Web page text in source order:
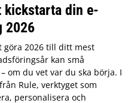
din e-
2026
göra 2026 till ditt mest
kan små
om du vet var du ska börja. I
Rule, verktyget som
personalisera och